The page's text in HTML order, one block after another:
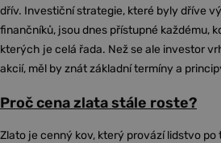
dřív. Investiční strategie, které byly dříve
finančníků, jsou dnes přístupné každému,
kterých je celá řada. Než se ale investor
akcií, měl by znát základní termíny a
Proč cena zlata stále roste?
Zlato je cenný kov, který provází lidstvo po